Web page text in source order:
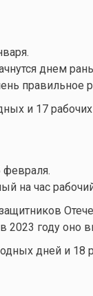
днем
правильное
и 17
на час
2023 году оно
дней и 18